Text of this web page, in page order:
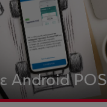
Android POS